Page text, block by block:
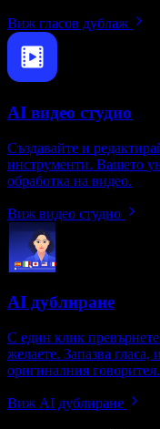
Виж гласов дублаж
AI видео студио
Създавайте и
инструменти. Вашето
обработка на видео.
Виж видео студио
AI дублиране
С един клик
желаете. Запазва
оригиналния говорител.
Виж AI дублиране